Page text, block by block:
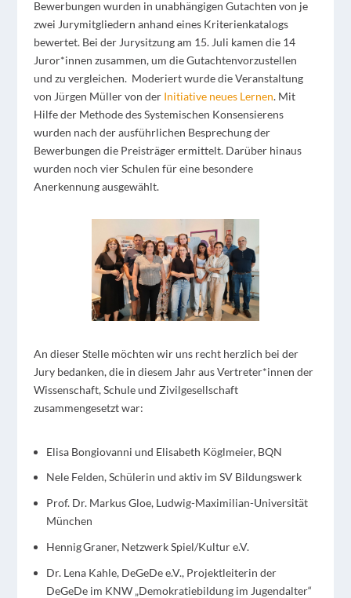
Bewerbungen wurden in unabhängigen Gutachten von je
zwei Jurymitgliedern anhand eines Kriterienkatalogs
bewertet. Bei der Jurysitzung am 15. Juli kamen die 14
Juror*innen zusammen, um die Gutachtenvorzustellen
und zu vergleichen. Moderiert wurde die Veranstaltung
von Jürgen Müller von der Initiative neues Lernen. Mit
Hilfe der Methode des Systemischen Konsensierens
wurden nach der ausführlichen Besprechung der
Bewerbungen die Preisträger ermittelt. Darüber hinaus
wurden noch vier Schulen für eine besondere
Anerkennung ausgewählt.
An dieser Stelle möchten wir uns recht herzlich bei der
Jury bedanken, die in diesem Jahr aus Vertreter*innen der
Wissenschaft, Schule und Zivilgesellschaft
zusammengesetzt war:
Elisa Bongiovanni und Elisabeth Köglmeier, BQN
Nele Felden, Schülerin und aktiv im SV Bildungswerk
Prof. Dr. Markus Gloe, Ludwig-Maximilian-Universität
München
Hennig Graner, Netzwerk Spiel/Kultur e.V.
Dr. Lena Kahle, DeGeDe e.V., Projektleiterin der
DeGeDe im KNW „Demokratiebildung im Jugendalter“